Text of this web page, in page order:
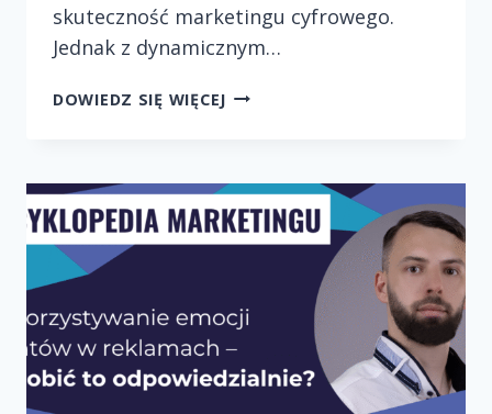
skuteczność marketingu cyfrowego.
Jednak z dynamicznym…
DOWIEDZ SIĘ WIĘCEJSZTUCZNA
–
JAKIE
WYZWANIA
PRZED
BRANŻĄ?